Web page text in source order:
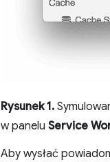
Rysunek 1.
w panelu Service
Aby wysłać